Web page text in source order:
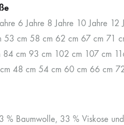
6 Jahre 8 Jahre 10 Jahre 12
53 cm 58 cm 62 cm 67 cm 71
84 cm 93 cm 102 cm 107 cm
48 cm 54 cm 60 cm 66 cm
% Baumwolle, 33 % Viskose